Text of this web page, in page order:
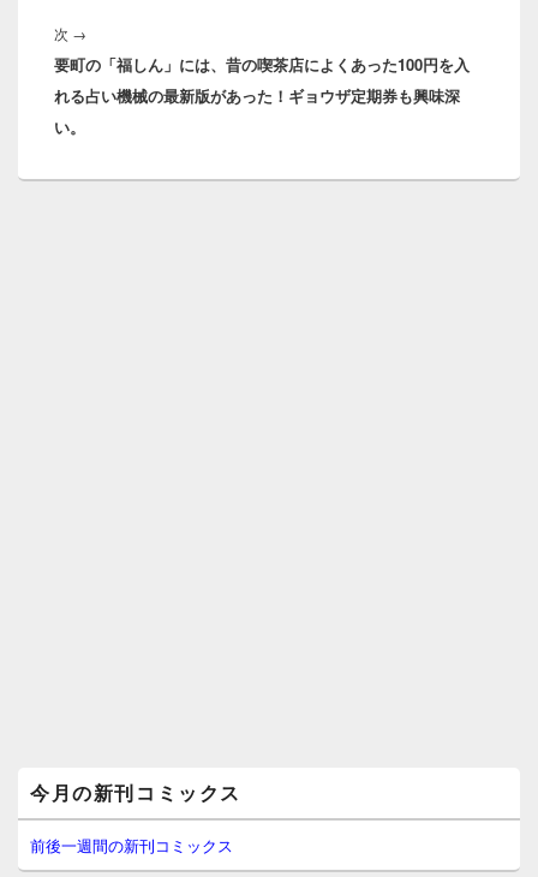
ン
次 →
の
投
要町の「福しん」には、昔の喫茶店によくあった100円を入
れる占い機械の最新版があった！ギョウザ定期券も興味深
い。
イ
ン
サ
イ
今月の新刊コミックス
前後一週間の新刊コミックス